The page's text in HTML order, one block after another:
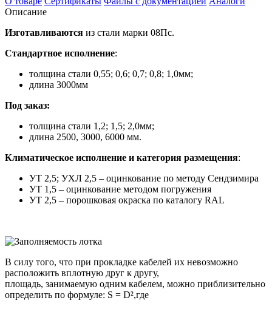
Описание
Изготавливаются из стали марки 08Пс.
Стандартное исполнение:
толщина стали 0,55; 0,6; 0,7; 0,8; 1,0мм;
длина 3000мм
Под заказ:
толщина стали 1,2; 1,5; 2,0мм;
длина 2500, 3000, 6000 мм.
Климатическое исполнение и категория размещения:
УТ 2,5; УХЛ 2,5 – оцинкование по методу Сендзимира
УТ 1,5 – оцинкование методом погружения
УТ 2,5 – порошковая окраска по каталогу RAL
В силу того, что при прокладке кабелей их невозможно
расположить вплотную друг к другу,
площадь, занимаемую одним кабелем, можно приблизительно
определить по формуле: S = D²,где